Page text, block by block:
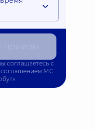
соглашаетесь с
МС